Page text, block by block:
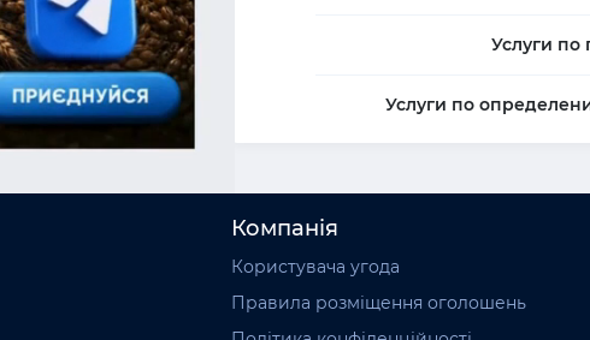
Услуги по
Услуги по
Компанія
Користувача угода
Правила розміщення оголошень